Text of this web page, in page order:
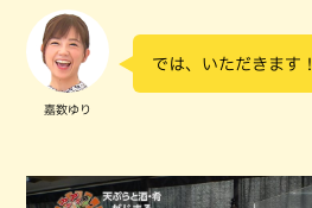
嘉数ゆり
では、いただきます！